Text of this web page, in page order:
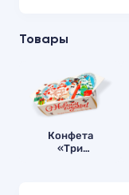
Товары
Конфета
«Три